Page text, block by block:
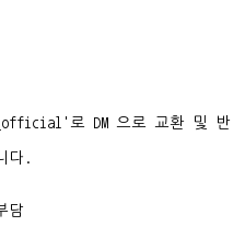
로 DM 으로 교환 및 반
다.
담